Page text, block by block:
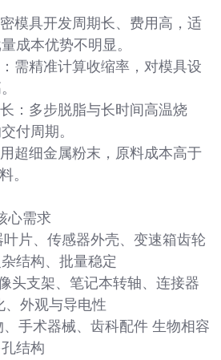
模具开发周期长、费用高，适
成本优势不明显。
需精准计算收缩率，对模具设
：多步脱脂与长时间高温烧
付周期。
超细金属粉末，原料成本高于
。
心需求
片、传感器外壳、变速箱齿轮
结构、批量稳定
头支架、笔记本转轴、连接器
、外观与导电性
手术器械、齿科配件 生物相容
结构